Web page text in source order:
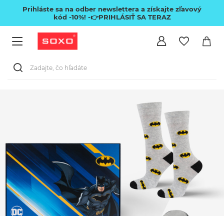
Prihláste sa na odber newslettera a získajte zľavový
kód -10%! -👉PRIHLÁSIŤ SA TERAZ